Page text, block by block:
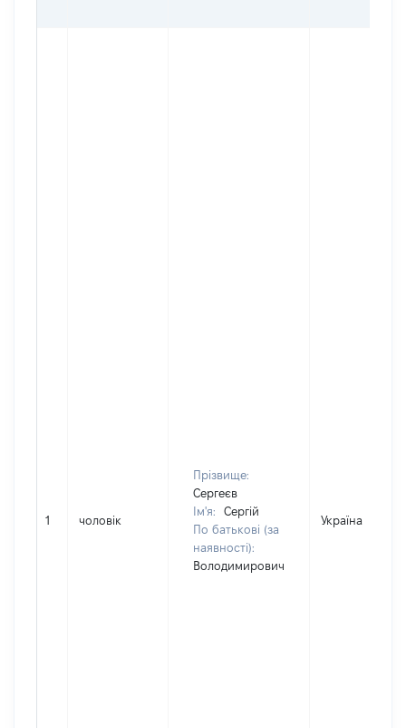
1 чоловік
Прізвище:
Сергеєв
Ім'я:
Сергій
По батькові (за
наявності):
Володимирович
Україна